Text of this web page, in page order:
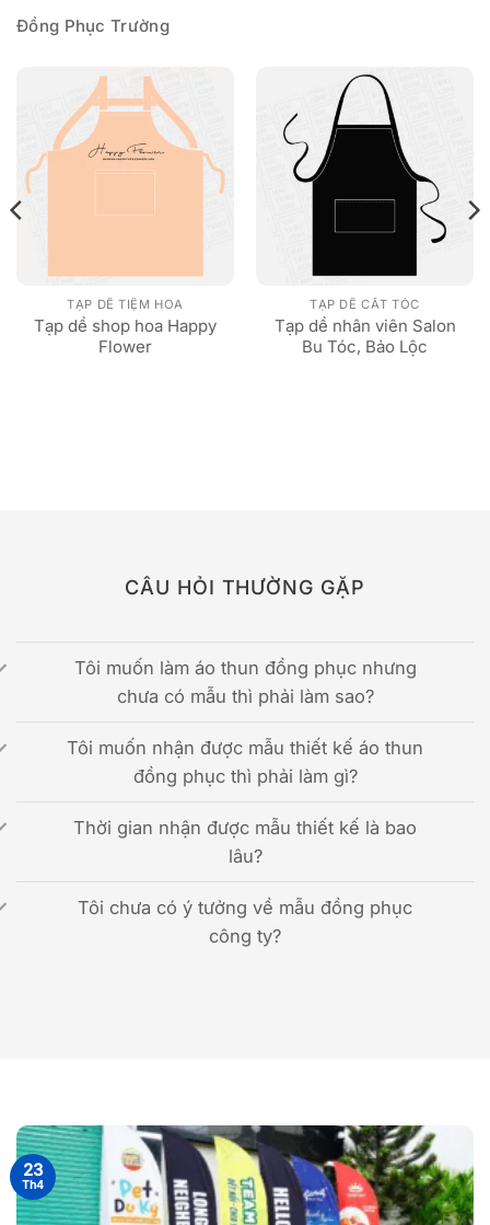
Đồng Phục Trường
TẠP DỀ TIỆM HOA
Tạp dề shop hoa Happy
Flower
TẠP DỀ CẮT TÓC
Tạp dề nhân viên Salon
Bu Tóc, Bảo Lộc
CÂU HỎI THƯỜNG GẶP
Tôi muốn làm áo thun đồng phục nhưng
chưa có mẫu thì phải làm sao?
Tôi muốn nhận được mẫu thiết kế áo thun
đồng phục thì phải làm gì?
Thời gian nhận được mẫu thiết kế là bao
lâu?
Tôi chưa có ý tưởng về mẫu đồng phục
công ty?
23
Th4